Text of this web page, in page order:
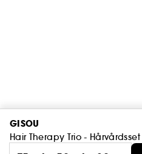
GISOU
Hair Therapy Trio - Hårvårdsset